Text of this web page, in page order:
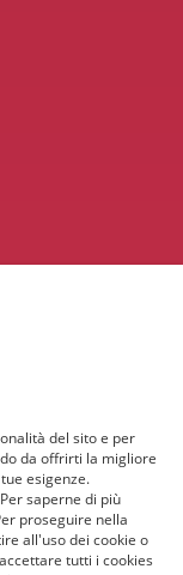
del sito e per
da offrirti la migliore
esigenze.
saperne di più
proseguire nella
all'uso dei cookie o
tutti i cookies